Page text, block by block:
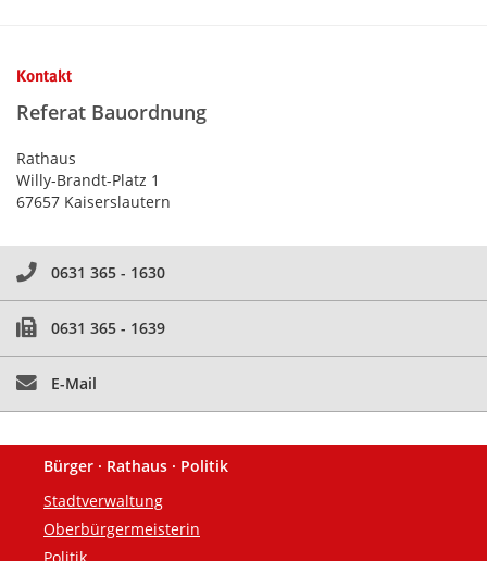
Kontakt
Referat Bauordnung
Rathaus
Willy-Brandt-Platz 1
67657 Kaiserslautern
0631 365 - 1630
0631 365 - 1639
E-Mail
Fußzeile
Bürger · Rathaus · Politik
Stadtverwaltung
Oberbürgermeisterin